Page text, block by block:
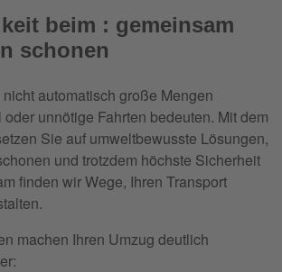
beim : gemeinsam
schonen
automatisch große Mengen
unnötige Fahrten bedeuten. Mit dem
Sie auf umweltbewusste Lösungen,
und trotzdem höchste Sicherheit
finden wir Wege, Ihren Transport
machen Ihren Umzug deutlich